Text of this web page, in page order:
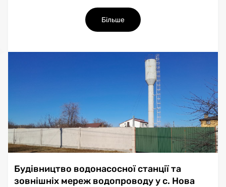
Більше
Будівництво водонасосної станції та
зовнішніх мереж водопроводу у с. Нова